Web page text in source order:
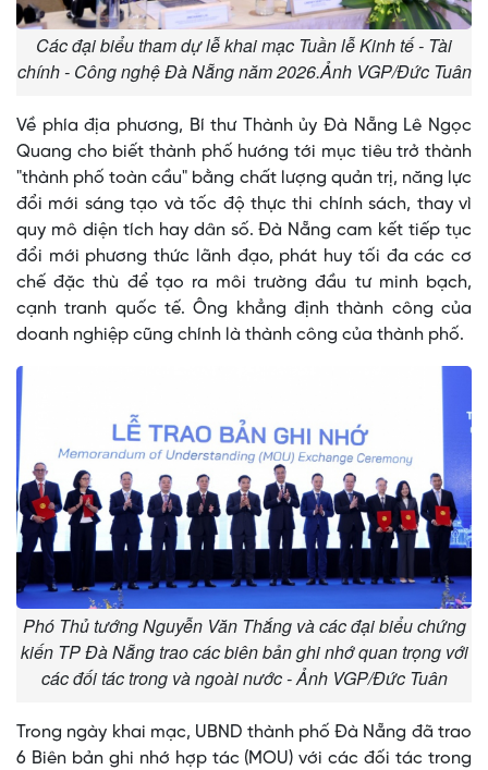
Các đại biểu tham dự lễ khai mạc Tuần lễ Kinh tế - Tài
chính - Công nghệ Đà Nẵng năm 2026.Ảnh VGP/Đức Tuân
Về phía địa phương, Bí thư Thành ủy Đà Nẵng Lê Ngọc
Quang cho biết thành phố hướng tới mục tiêu trở thành
"thành phố toàn cầu" bằng chất lượng quản trị, năng lực
đổi mới sáng tạo và tốc độ thực thi chính sách, thay vì
quy mô diện tích hay dân số. Đà Nẵng cam kết tiếp tục
đổi mới phương thức lãnh đạo, phát huy tối đa các cơ
chế đặc thù để tạo ra môi trường đầu tư minh bạch,
cạnh tranh quốc tế. Ông khẳng định thành công của
doanh nghiệp cũng chính là thành công của thành phố.
Phó Thủ tướng Nguyễn Văn Thắng và các đại biểu chứng
kiến TP Đà Nẵng trao các biên bản ghi nhớ quan trọng với
các đối tác trong và ngoài nước - Ảnh VGP/Đức Tuân
Trong ngày khai mạc, UBND thành phố Đà Nẵng đã trao
6 Biên bản ghi nhớ hợp tác (MOU) với các đối tác trong